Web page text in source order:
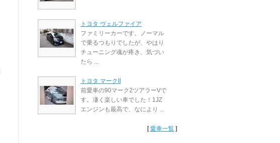
トヨタ ヴェルファイア
ファミリーカーです。ノーマル
で乗るつもりでしたが、やはり
チューニング魂が疼き、気づい
たら ...
トヨタ マークII
前愛車の90マーク2ツアラーVで
す。凄く楽しい車でした！1JZ
エンジンも最高で、なにより ...
[愛車一覧 ]